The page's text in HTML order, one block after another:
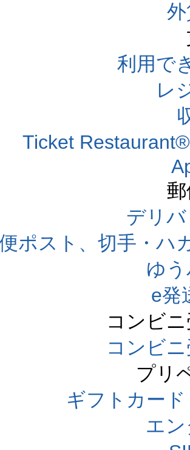
利用で
レ
Ticket
デリ
ポスト、切手・ハ
ゆ
e発
コンビ
コンビ
プリ
ギフトカー
エ